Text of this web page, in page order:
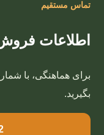
تماس مستقیم
اطلاعات
برای هماهنگی، با
بگیرید.